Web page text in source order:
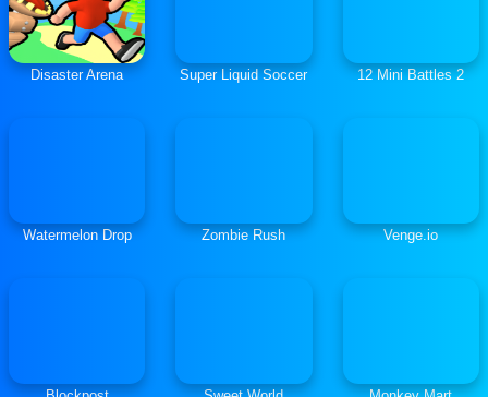
Disaster Arena Super Liquid Soccer 12 Mini Battles 2
Watermelon Drop Zombie Rush Venge.io